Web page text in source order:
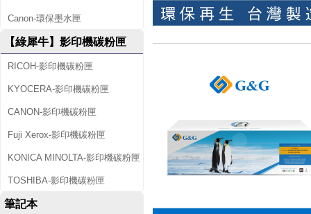
Canon-環保墨水匣
【綠犀牛】影印機碳粉匣
RICOH-影印機碳粉匣
KYOCERA-影印機碳粉匣
CANON-影印機碳粉匣
Fuji Xerox-影印機碳粉匣
KONICA MINOLTA-影印機碳粉匣
TOSHIBA-影印機碳粉匣
筆記本